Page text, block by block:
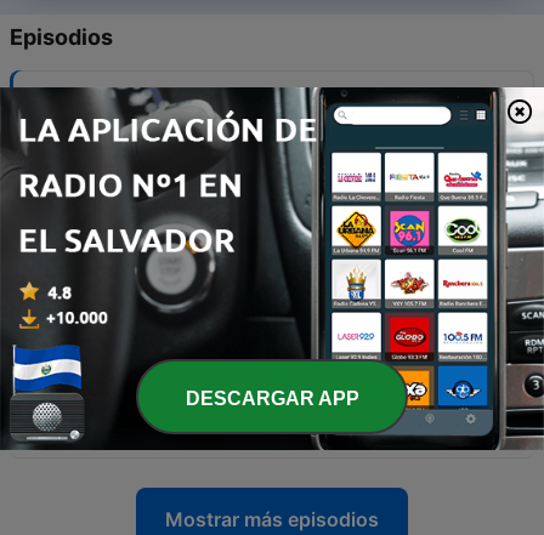
Episodios
- 70. Cerquita de Jesús
21 mayo 2022
70 - 69. Dios nunca falla
26 mar. 2022
69 - 68. Comenzar y recomenzar: La vida interior
12 mar. 2022
68 - 67. Comenzar y recomenzar: la vida ordinaria
26 feb. 2022
67 - 66. Comenzar y recomenzar: la oración
12 feb. 2022
Mostrar más episodios
DESCARGAR APP